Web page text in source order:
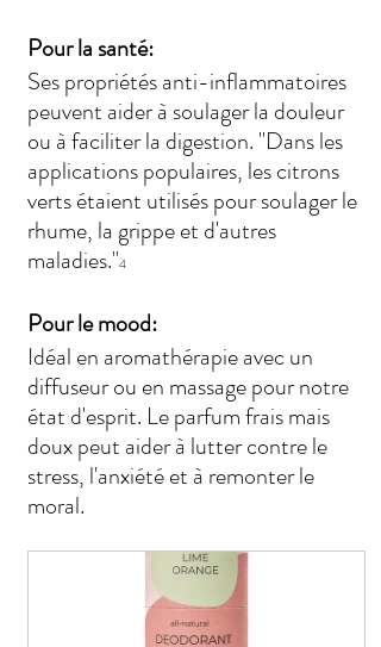
Pour la santé:
Ses propriétés anti-inflammatoires
peuvent aider à soulager la douleur
ou à faciliter la digestion. "Dans les
applications populaires, les citrons
verts étaient utilisés pour soulager le
rhume, la grippe et d'autres
maladies."4
Pour le mood:
Idéal en aromathérapie avec un
diffuseur ou en massage pour notre
état d'esprit. Le parfum frais mais
doux peut aider à lutter contre le
stress, l'anxiété et à remonter le
moral.